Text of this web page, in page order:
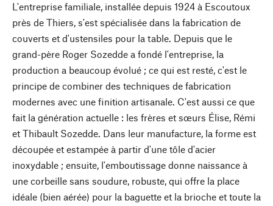
L'entreprise familiale, installée depuis 1924 à Escoutoux
près de Thiers, s'est spécialisée dans la fabrication de
couverts et d'ustensiles pour la table. Depuis que le
grand-père Roger Sozedde a fondé l'entreprise, la
production a beaucoup évolué ; ce qui est resté, c'est le
principe de combiner des techniques de fabrication
modernes avec une finition artisanale. C'est aussi ce que
fait la génération actuelle : les frères et sœurs Élise, Rémi
et Thibault Sozedde. Dans leur manufacture, la forme est
découpée et estampée à partir d'une tôle d'acier
inoxydable ; ensuite, l'emboutissage donne naissance à
une corbeille sans soudure, robuste, qui offre la place
idéale (bien aérée) pour la baguette et la brioche et toute la